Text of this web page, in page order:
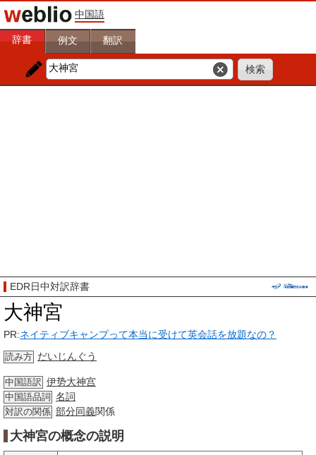
中国語
辞書 例文 翻訳
EDR日中対訳辞書
大神宮
PR:ネイティブキャンプって本当に受けて英会話を放題なの？
読み方 だいじんぐう
中国語訳 伊势大神宫
中国語品詞 名詞
対訳の関係 部分同義関係
大神宮の概念の説明